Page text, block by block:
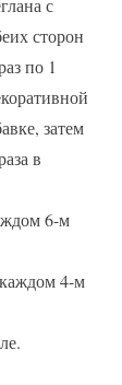
сторон
по 1
затем
в
6-м
4-м